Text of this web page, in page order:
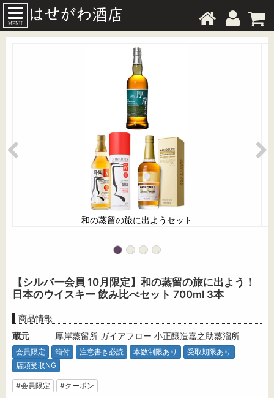
MENU
和の蒸留の旅に出ようセット
【シルバー会員 10月限定】和の蒸留の旅に出よう！
日本のウイスキー 飲み比べセット 700ml 3本
商品情報
蔵元
厚岸蒸留所 ガイアフロー 小正醸造嘉之助蒸溜所
会員限定 箱付 注意書き必読 本数制限あり
受取期限あり
店頭受取NG
#会員限定 #クーポン